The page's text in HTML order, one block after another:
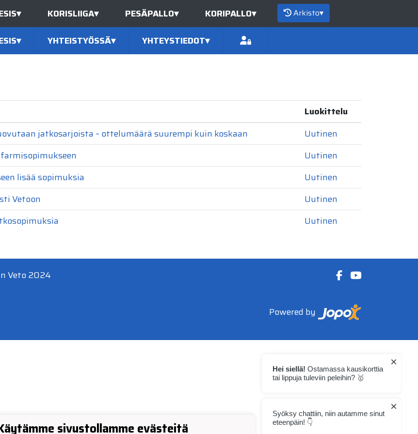
▾ KORISLIIGA▾ PESÄPALLO▾ KORIPALLO▾ Arkisto▾
▾ YHTEISTYÖSSÄ▾ YHTEYSTIEDOT▾
Luokittelu
jatkosarjoista – ottelumäärä suurempi kuin koskaan
Uutinen
Uutinen
lisää sopimuksia
Uutinen
Vetoon
Uutinen
Uutinen
Veto 2024
Powered by
sivustollamme evästeitä